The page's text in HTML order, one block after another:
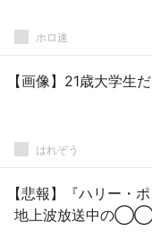
ホロ速
【画像】21歳大学生
はれぞう
【悲報】『ハリー・
地上波放送中の